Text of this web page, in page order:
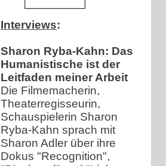
Interviews:
Sharon Ryba-Kahn: Das
Humanistische ist der
Leitfaden meiner Arbeit
Die Filmemacherin,
Theaterregisseurin,
Schauspielerin Sharon
Ryba-Kahn sprach mit
Sharon Adler über ihre
Dokus "Recognition",